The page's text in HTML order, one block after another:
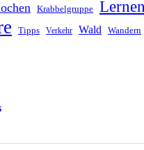
Krabbelgruppe Lernen
Tipps Verkehr Wald Wandern